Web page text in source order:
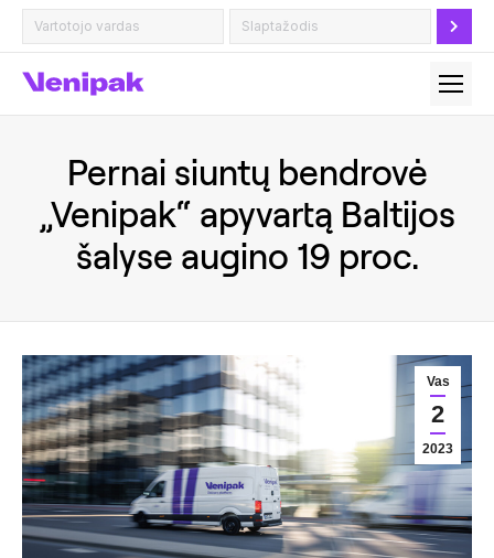
Pernai siuntų bendrovė
„Venipak“ apyvartą Baltijos
šalyse augino 19 proc.
Vas
2
2023